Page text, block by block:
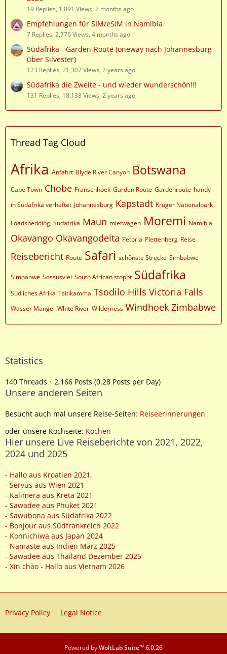
19 Replies, 1,091 Views, 2 months ago
Empfehlungen für SIM/eSIM in Namibia
7 Replies, 2,776 Views, 4 months ago
Südafrika - Garden-Route (oneway nach Johannesburg
über Silvester)
123 Replies, 21,307 Views, 2 years ago
Südafrika die Zweite - und wieder wunderschön!!!
131 Replies, 18,133 Views, 2 years ago
Thread Tag Cloud
Afrika Anfahrt Blyde River Canyon Botswana
Cape Town Chobe Franschhoek Garden Route Gardenroute handy
in Südafrika verhaftet Johannesburg Kapstadt Krüger Nationalpark
Loadshedding; Südafrika Maun mietwagen Moremi Namibia
Okavango Okavangodelta Petoria Plettenberg Reise
Reisebericht Route Safari schönste Strecke Simbabwe
Simnanwe Sossusvlei South African stoppt Südafrika
Südliches Afrika Tsitikamma Tsodilo Hills Victoria Falls
Wasser Mangel White River Wilderness Windhoek Zimbabwe
Statistics
140 Threads 2,166 Posts (0.28 Posts per Day)
Unsere anderen Seiten
Besucht auch mal unsere Reise-Seiten: Reiseerinnerungen
oder unsere Kochseite: Kochen
Hier unsere Live Reiseberichte von 2021, 2022,
2024 und 2025
- Hallo aus Kroatien 2021 ,
- Servus aus Wien 2021
- Kalimera aus Kreta 2021
- Sawadee aus Phuket 2021
- Sawubona aus Südafrika 2022
- Bonjour aus Südfrankreich 2022
- Konnichiwa aus Japan 2024
- Namaste aus Indien März 2025
- Sawadee aus Thailand Dezember 2025
- Xin chào - Hallo aus Vietnam 2026
Privacy Policy Legal Notice
Powered byWoltLab Suite™ 6.0.26